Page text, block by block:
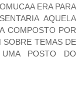
ERA PARA
AQUELA
COMPOSTO POR
SOBRE TEMAS DE
POSTO DO